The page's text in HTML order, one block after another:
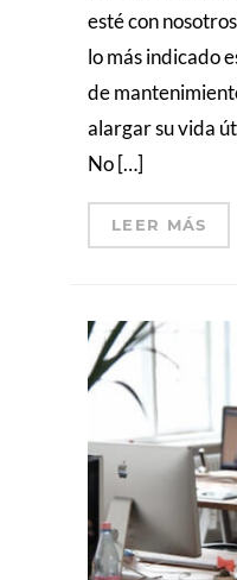
esté con
lo más indicado
de
alargar su vida
No […]
LEER MÁS